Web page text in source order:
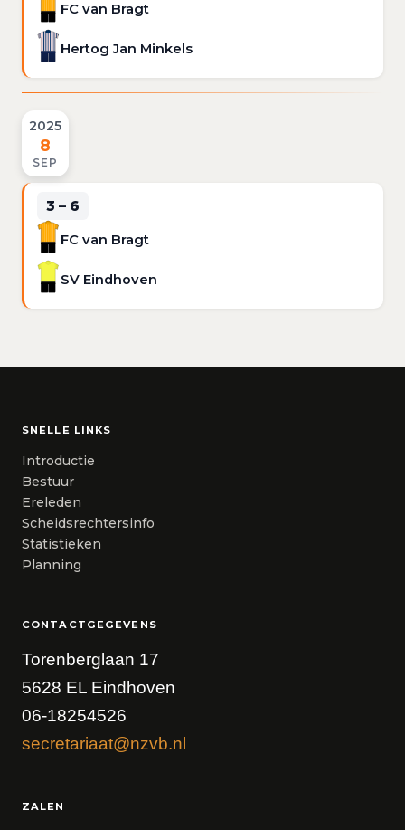
FC van Bragt
Hertog Jan Minkels
2025
8
SEP
3 – 6
FC van Bragt
SV Eindhoven
SNELLE LINKS
Introductie
Bestuur
Ereleden
Scheidsrechtersinfo
Statistieken
Planning
CONTACTGEGEVENS
Torenberglaan 17
5628 EL Eindhoven
06-18254526
secretariaat@nzvb.nl
ZALEN